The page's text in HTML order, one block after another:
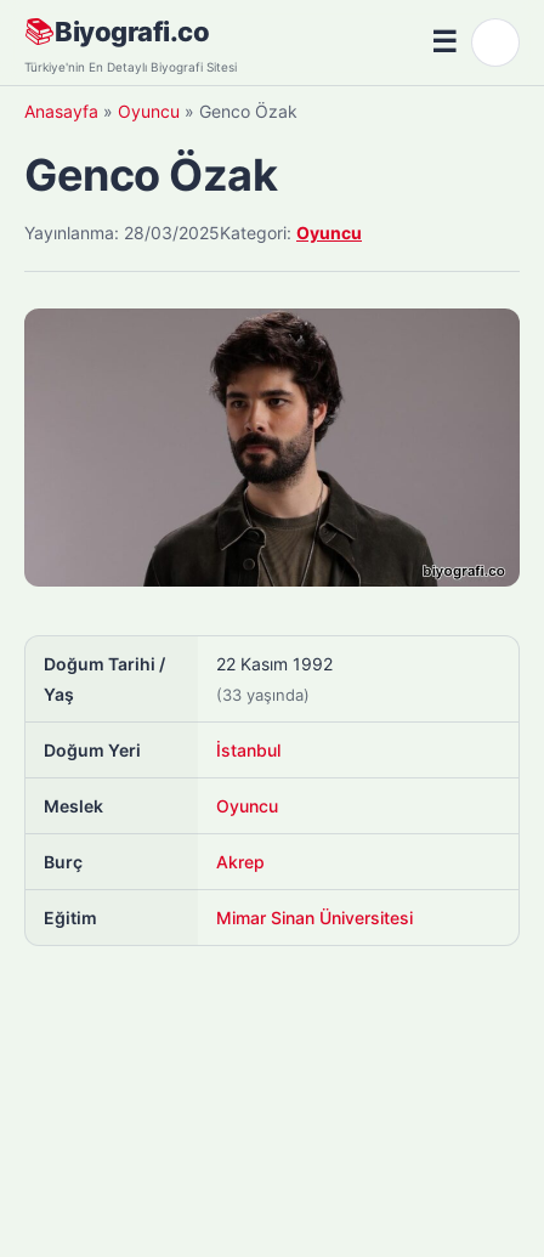
Skip
content
📚Biyografi.co
Türkiye'nin En Detaylı Biyografi Sitesi
☰Menü
Anasayfa » Oyuncu » Genco Özak
Genco Özak
Yayınlanma: 28/03/2025Kategori: Oyuncu
Doğum Tarihi /
Yaş
22 Kasım 1992
(33 yaşında)
Doğum Yeri İstanbul
Meslek Oyuncu
Burç Akrep
Eğitim Mimar Sinan Üniversitesi